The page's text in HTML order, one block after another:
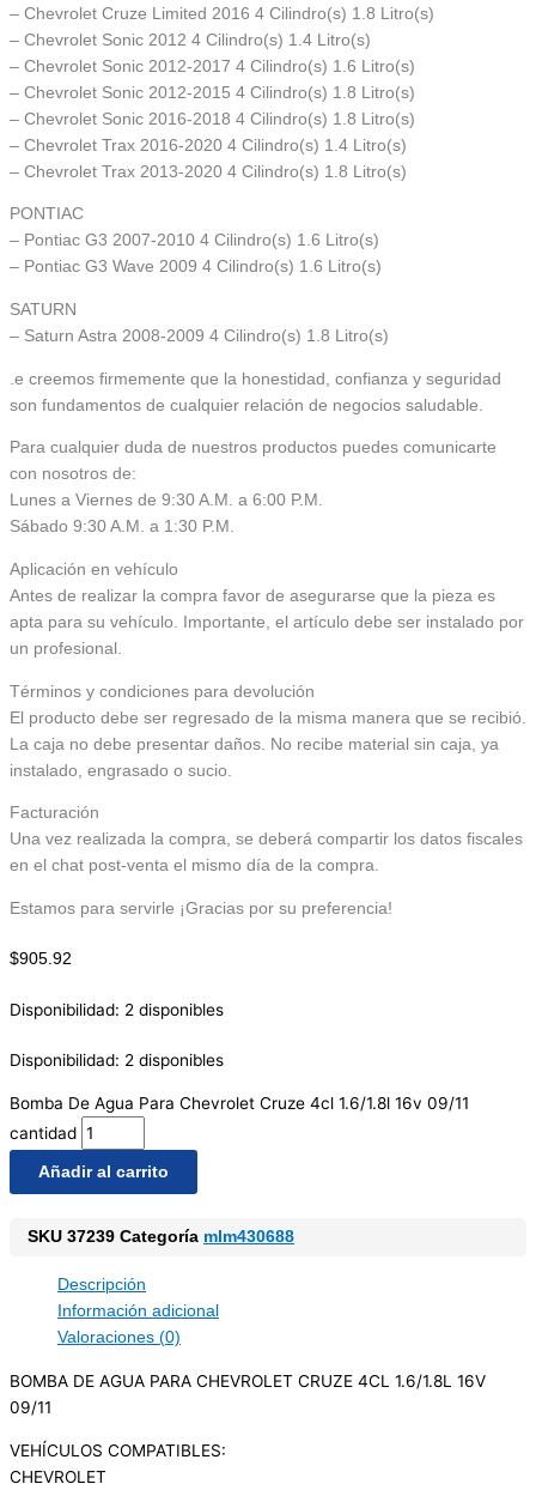
– Chevrolet Cruze Limited 2016 4 Cilindro(s) 1.8 Litro(s)
– Chevrolet Sonic 2012 4 Cilindro(s) 1.4 Litro(s)
– Chevrolet Sonic 2012-2017 4 Cilindro(s) 1.6 Litro(s)
– Chevrolet Sonic 2012-2015 4 Cilindro(s) 1.8 Litro(s)
– Chevrolet Sonic 2016-2018 4 Cilindro(s) 1.8 Litro(s)
– Chevrolet Trax 2016-2020 4 Cilindro(s) 1.4 Litro(s)
– Chevrolet Trax 2013-2020 4 Cilindro(s) 1.8 Litro(s)
PONTIAC
– Pontiac G3 2007-2010 4 Cilindro(s) 1.6 Litro(s)
– Pontiac G3 Wave 2009 4 Cilindro(s) 1.6 Litro(s)
SATURN
– Saturn Astra 2008-2009 4 Cilindro(s) 1.8 Litro(s)
.e creemos firmemente que la honestidad, confianza y seguridad
son fundamentos de cualquier relación de negocios saludable.
Para cualquier duda de nuestros productos puedes comunicarte
con nosotros de:
Lunes a Viernes de 9:30 A.M. a 6:00 P.M.
Sábado 9:30 A.M. a 1:30 P.M.
Aplicación en vehículo
Antes de realizar la compra favor de asegurarse que la pieza es
apta para su vehículo. Importante, el artículo debe ser instalado por
un profesional.
Términos y condiciones para devolución
El producto debe ser regresado de la misma manera que se recibió.
La caja no debe presentar daños. No recibe material sin caja, ya
instalado, engrasado o sucio.
Facturación
Una vez realizada la compra, se deberá compartir los datos fiscales
en el chat post-venta el mismo día de la compra.
Estamos para servirle ¡Gracias por su preferencia!
$905.92
Disponibilidad: 2 disponibles
Disponibilidad: 2 disponibles
Bomba De Agua Para Chevrolet Cruze 4cl 1.6/1.8l 16v 09/11
cantidad
Añadir al carrito
SKU 37239 Categoría mlm430688
Descripción
Información adicional
Valoraciones (0)
BOMBA DE AGUA PARA CHEVROLET CRUZE 4CL 1.6/1.8L 16V
09/11
VEHÍCULOS COMPATIBLES:
CHEVROLET